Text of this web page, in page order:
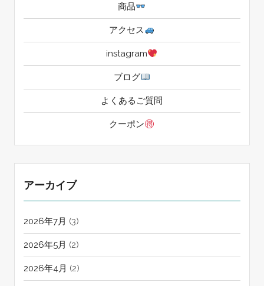
商品
アクセス
instagram
ブログ
よくあるご質問
クーポン
アーカイブ
2026年7月 (3)
2026年5月 (2)
2026年4月 (2)